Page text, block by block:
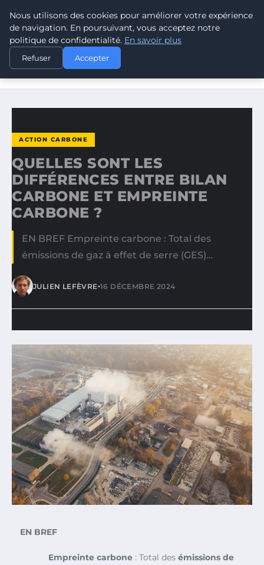
CLIMATE RESPONSE BLOG
ACCUEIL
ACTION CARBONE
QUELLES SONT LES DIFFÉRENCES ENTRE BILAN CARBONE
ACTION CARBONE
QUELLES SONT LES
DIFFÉRENCES ENTRE BILAN
CARBONE ET EMPREINTE
CARBONE ?
EN BREF Empreinte carbone : Total des
émissions de gaz à effet de serre (GES)…
JULIEN LEFÈVRE•16 DÉCEMBRE 2024
EN BREF
Empreinte carbone : Total des émissions de
Nous utilisons des cookies pour améliorer votre expérience
de navigation. En poursuivant, vous acceptez notre
politique de confidentialité. En savoir plus
Refuser Accepter